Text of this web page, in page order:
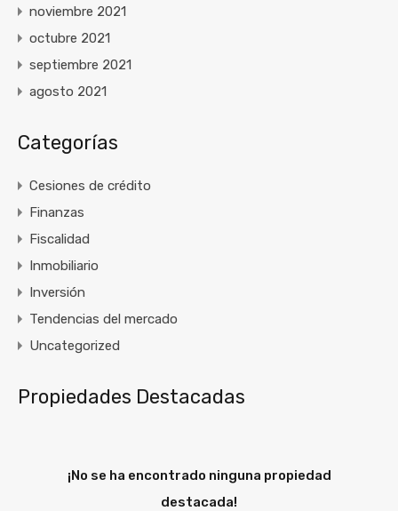
noviembre 2021
octubre 2021
septiembre 2021
agosto 2021
Categorías
Cesiones de crédito
Finanzas
Fiscalidad
Inmobiliario
Inversión
Tendencias del mercado
Uncategorized
Propiedades Destacadas
¡No se ha encontrado ninguna propiedad
destacada!